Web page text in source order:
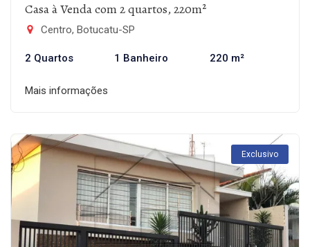
Casa à Venda com 2 quartos, 220m²
Centro, Botucatu-SP
2 Quartos 1 Banheiro 220 m²
Mais informações
Exclusivo